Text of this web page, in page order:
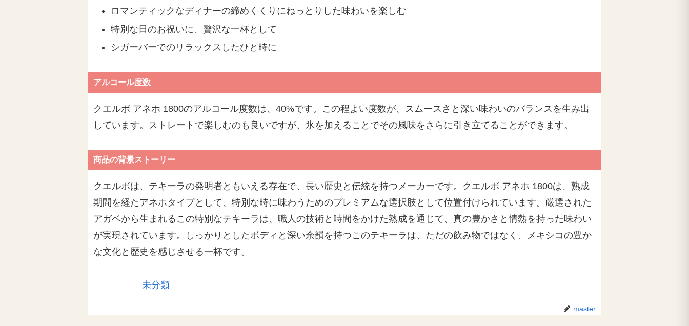
ロマンティックなディナーの締めくくりにねっとりした味わいを楽しむ
特別な日のお祝いに、贅沢な一杯として
シガーバーでのリラックスしたひと時に
アルコール度数
クエルボ アネホ 1800のアルコール度数は、40%です。この程よい度数が、スムースさと深い味わいのバランスを生み出
しています。ストレートで楽しむのも良いですが、氷を加えることでその風味をさらに引き立てることができます。
商品の背景ストーリー
クエルボは、テキーラの発明者ともいえる存在で、長い歴史と伝統を持つメーカーです。クエルボ アネホ 1800は、熟成
期間を経たアネホタイプとして、特別な時に味わうためのプレミアムな選択肢として位置付けられています。厳選された
アガベから生まれるこの特別なテキーラは、職人の技術と時間をかけた熟成を通じて、真の豊かさと情熱を持った味わい
が実現されています。しっかりとしたボディと深い余韻を持つこのテキーラは、ただの飲み物ではなく、メキシコの豊か
な文化と歴史を感じさせる一杯です。
未分類
master